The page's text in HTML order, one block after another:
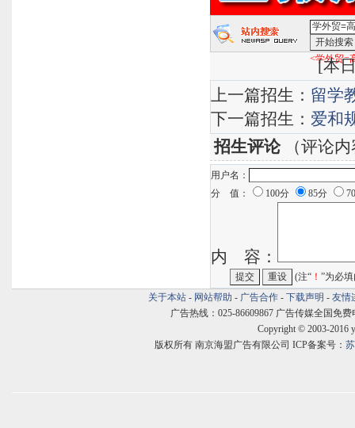
<学外贸=
[本
上一篇招生： 留学
下一篇招生： 爱和
招生评论（评论内
用户名：
分 值：
100分 85分
内 容：
(注“ ！ ”为必
关于本站 - 网站帮助 - 广告合作 - 下载声明 - 友情
广告热线：025-86609867 广告传媒全国免费
Copyright © 2003-2016
版权所有 南京海盟广告有限公司 ICP备案号：